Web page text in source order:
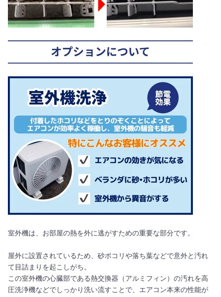
室外機は、お部屋の熱を外に逃がすための重要な部分です。
屋外に設置されているため、砂ボコリや落ち葉などで意外と汚れ
て目詰まりを起こしがち。
この室外機の心臓部である熱交換器（アルミフィン）の汚れを高
圧洗浄機などでしっかり洗い流すことで、エアコン本来の性能が